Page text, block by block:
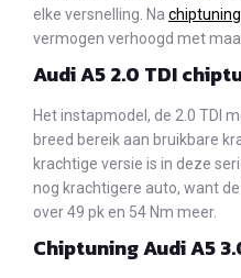
elke versnelling. Na chiptuning
vermogen verhoogd met
Audi A5 2.0 TDI
Het instapmodel, de 2.0 TDI
breed bereik aan bruikbare
krachtige versie is in deze
nog krachtigere auto, want
over 49 pk en 54 Nm meer.
Chiptuning Audi A5